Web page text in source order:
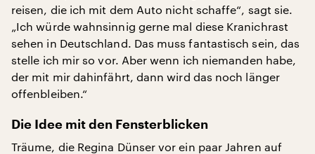
reisen, die ich mit dem Auto nicht schaffe“, sagt sie.
„Ich würde wahnsinnig gerne mal diese Kranichrast
sehen in Deutschland. Das muss fantastisch sein, das
stelle ich mir so vor. Aber wenn ich niemanden habe,
der mit mir dahinfährt, dann wird das noch länger
offenbleiben.“
Die Idee mit den Fensterblicken
Träume, die Regina Dünser vor ein paar Jahren auf